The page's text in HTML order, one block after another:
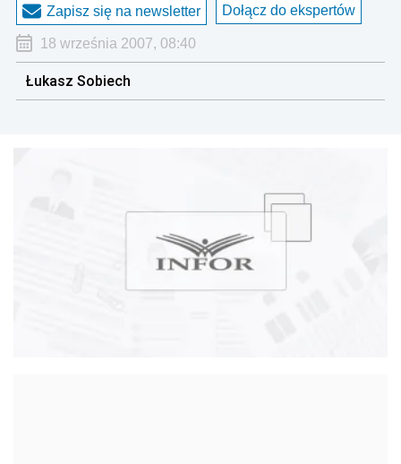
Zapisz się na newsletter Dołącz do ekspertów
18 września 2007, 08:40
Łukasz Sobiech